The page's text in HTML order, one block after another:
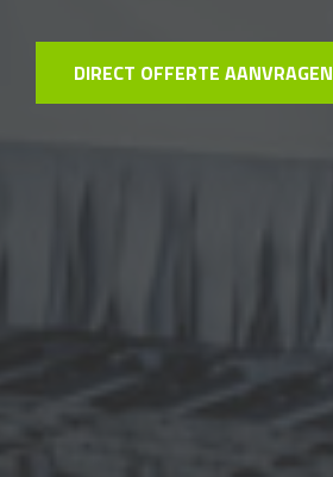
DIRECT OFFERTE AANVRAGEN